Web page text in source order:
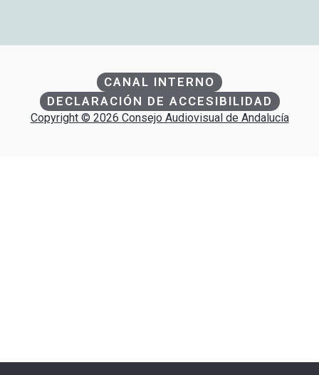
CANAL INTERNO
DECLARACIÓN DE ACCESIBILIDAD
Copyright © 2026 Consejo Audiovisual de Andalucía